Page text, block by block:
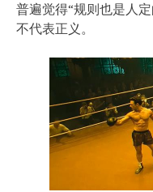
普遍觉得“规则也是人
不代表正义。